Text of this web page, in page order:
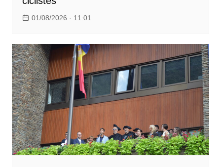
01/08/2026 · 11:01